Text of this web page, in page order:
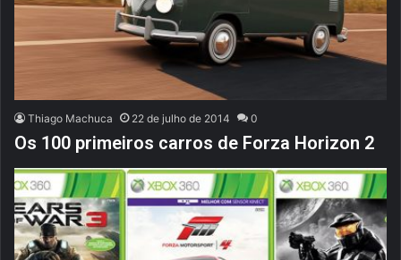
Thiago Machuca 22 de julho de 2014 0
Os 100 primeiros carros de Forza Horizon 2